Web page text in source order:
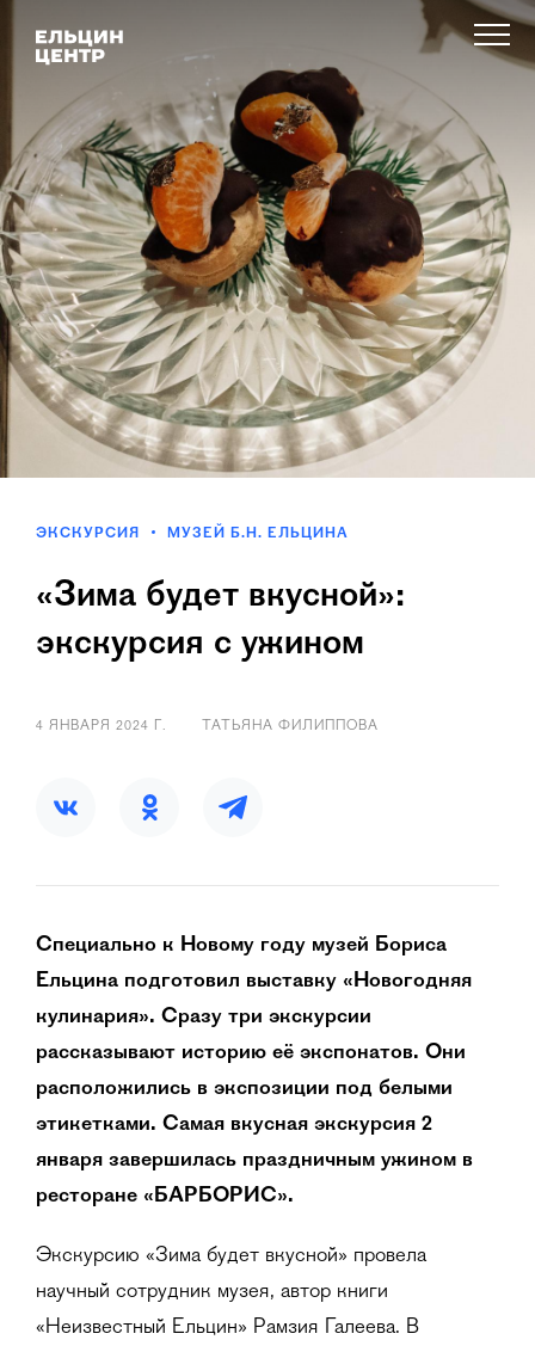
ЭКСКУРСИЯ МУЗЕЙ Б.Н. ЕЛЬЦИНА
«Зима будет вкусной»:
экскурсия с ужином
4 ЯНВАРЯ 2024 Г. ТАТЬЯНА ФИЛИППОВА
Специально к Новому году музей Бориса
Ельцина подготовил выставку «Новогодняя
кулинария». Сразу три экскурсии
рассказывают историю её экспонатов. Они
расположились в экспозиции под белыми
этикетками. Самая вкусная экскурсия 2
января завершилась праздничным ужином в
ресторане «БАРБОРИС».
Экскурсию «Зима будет вкусной» провела
научный сотрудник музея, автор книги
«Неизвестный Ельцин» Рамзия Галеева. В